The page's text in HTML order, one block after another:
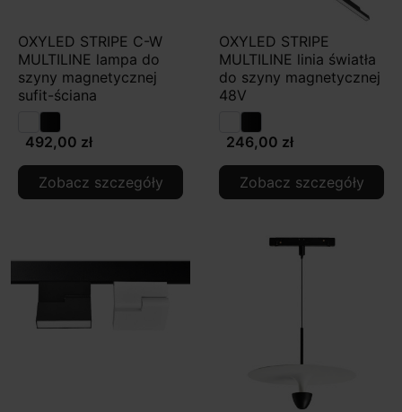
OXYLED STRIPE C-W
MULTILINE lampa do
szyny magnetycznej
sufit-ściana
492,00 zł
Zobacz szczegóły
OXYLED STRIPE
MULTILINE linia światła
do szyny magnetycznej
48V
246,00 zł
Zobacz szczegóły